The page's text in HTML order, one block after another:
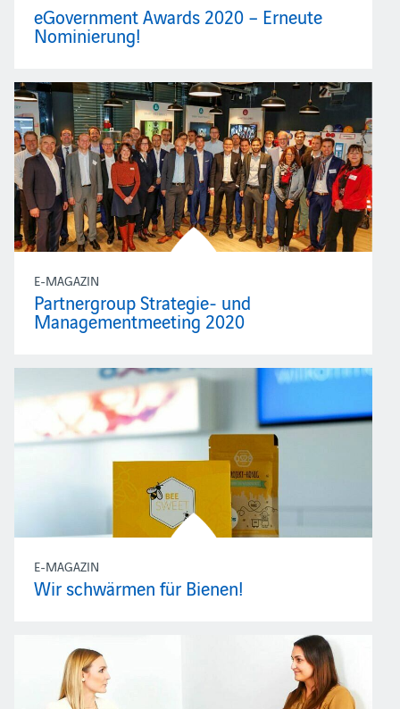
eGovernment Awards 2020 – Erneute
Nominierung!
E-MAGAZIN
Partnergroup Strategie- und
Managementmeeting 2020
E-MAGAZIN
Wir schwärmen für Bienen!